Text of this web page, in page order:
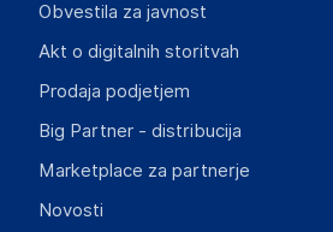
ul. Szkolna 6, 64-000 Racot
Poland
Slike o varnosti izdelka
Slike o varnosti izdelka
Obvestila za javnost
Akt o digitalnih storitvah
Prodaja podjetjem
Big Partner - distribucija
Marketplace za partnerje
Novosti